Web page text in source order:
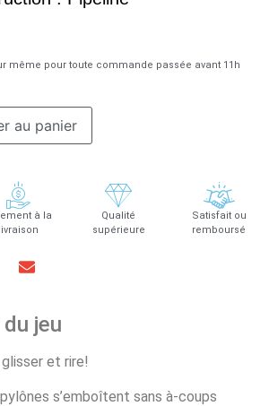
même pour toute commande passée avant 11h
au panier
à la
livraison
Qualité
supérieure
Satisfait ou
remboursé
jeu
et rire!
s’emboîtent sans à-coups